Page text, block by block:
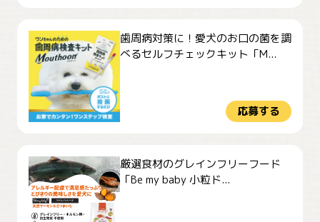
歯周病対策に！愛犬のお口の菌を調
べるセルフチェックキット「M...
応募する
厳選食材のグレインフリーフード
「Be my baby 小粒ド...